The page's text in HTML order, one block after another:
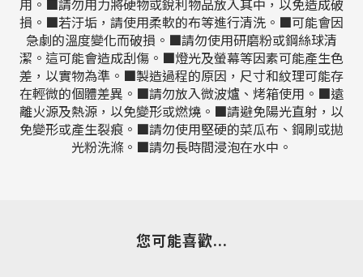
用。■請勿用力將硬物或銳利物品放入其中，以免造成破
損。■若汙垢，請使用柔軟的布等進行清洗。■可能會因
急劇的溫度變化而破損。■請勿使用研磨粉或鋼絲球清
潔。這可能會造成刮傷。■燈光及螢幕等因素可能產生色
差，以實物為準。■製造過程的原因，尺寸和紋理可能存
在輕微的個體差異。■請勿放入微波爐、烤箱使用。■遠
離火源及熱源，以免變形或燃燒。■請避免陽光直射，以
免變形或產生裂痕。■請勿使用堅硬的菜瓜布、鋼刷或拋
光粉洗滌。■請勿長時間浸泡在水中。
您可能喜歡...